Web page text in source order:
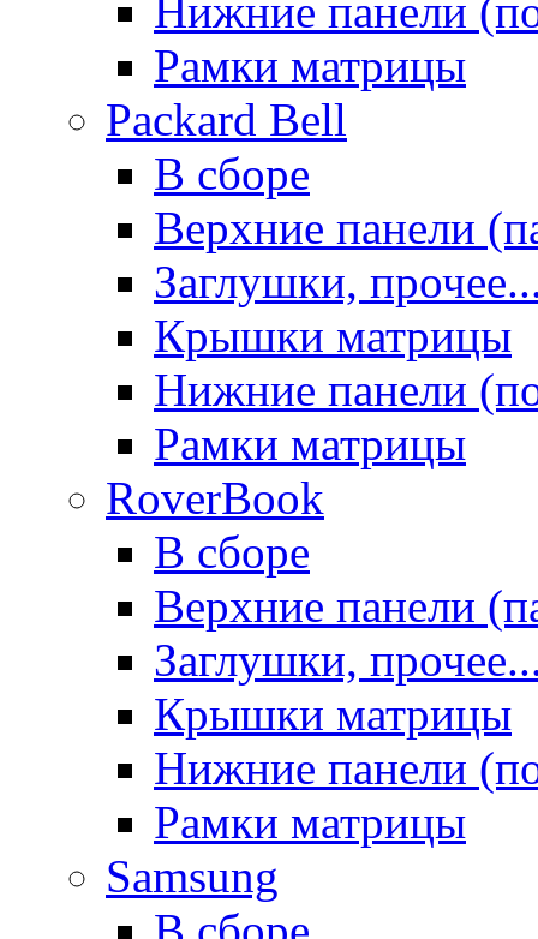
Нижние панели
Рамки матрицы
Packard Bell
В сборе
Верхние панели
Заглушки,
Крышки матрицы
Нижние панели
Рамки матрицы
RoverBook
В сборе
Верхние панели
Заглушки,
Крышки матрицы
Нижние панели
Рамки матрицы
Samsung